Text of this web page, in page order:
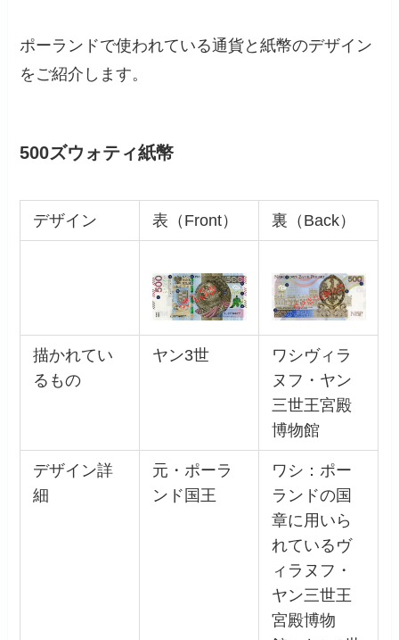
ポーランドで使われている通貨と紙幣のデザイン
をご紹介します。
500ズウォティ紙幣
デザイン 表（Front） 裏（Back）
描かれてい
るもの
ヤン3世
ワシヴィラ
ヌフ・ヤン
三世王宮殿
博物館
デザイン詳
細
元・ポーラ
ンド国王
ワシ：ポー
ランドの国
章に用いら
れているヴ
ィラヌフ・
ヤン三世王
宮殿博物